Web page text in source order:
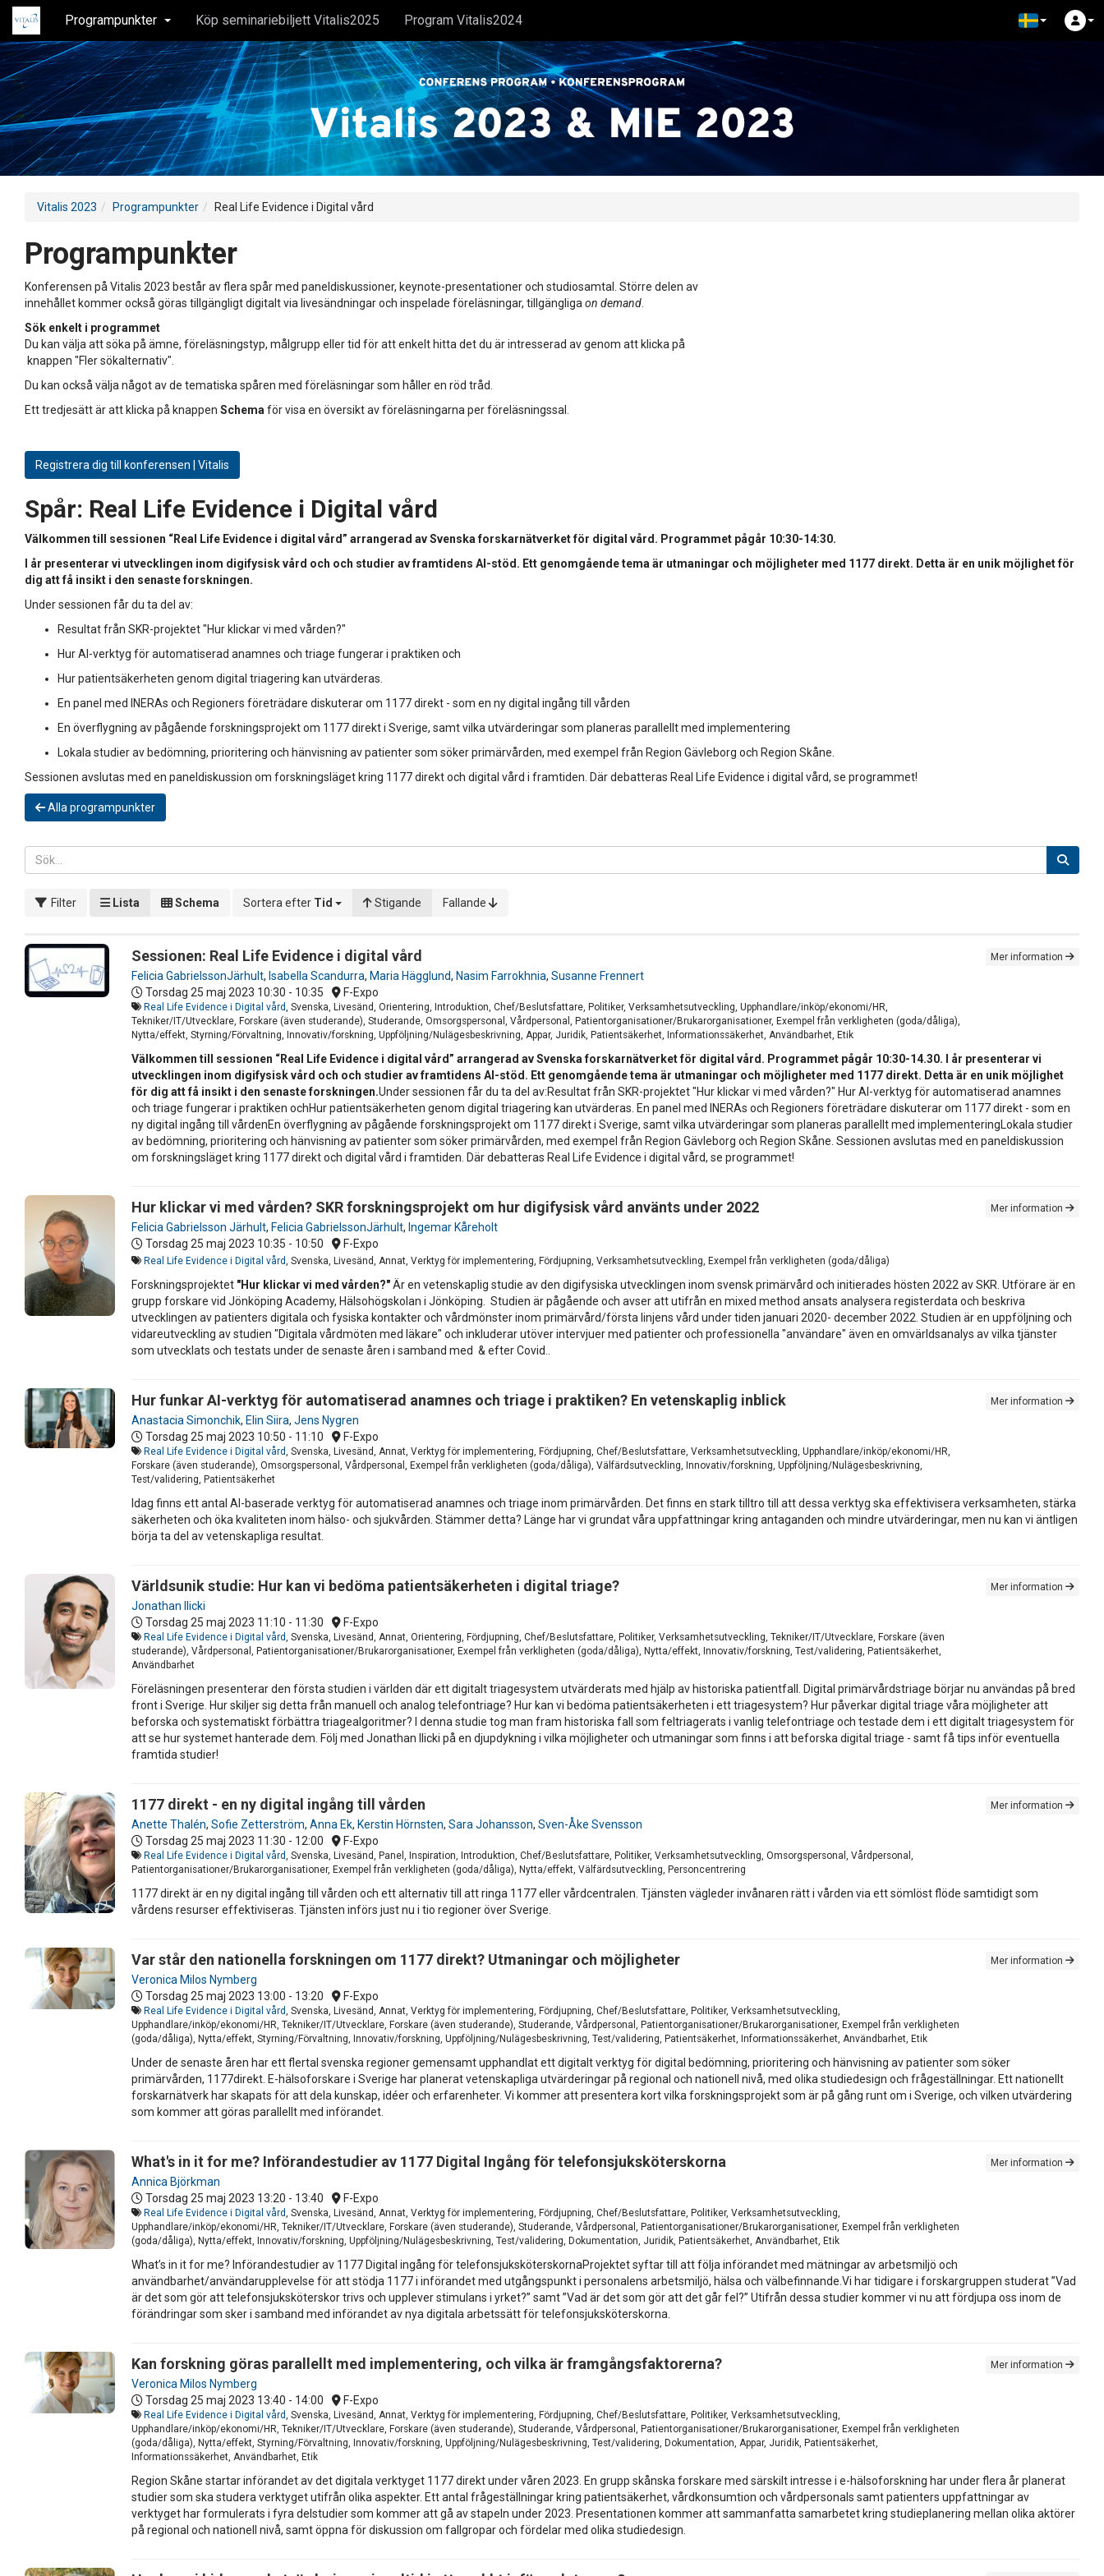
Programpunkter Köp seminariebiljett Vitalis2025 Program Vitalis2024
Vitalis 2023 Programpunkter Real Life Evidence i Digital vård
Programpunkter
Konferensen på Vitalis 2023 består av flera spår med paneldiskussioner, keynote-presentationer och studiosamtal. Större delen av
innehållet kommer också göras tillgängligt digitalt via livesändningar och inspelade föreläsningar, tillgängliga on demand
Sök enkelt i programmet
Du kan välja att söka på ämne, föreläsningstyp, målgrupp eller tid för att enkelt hitta det du är intresserad av genom att klicka på
knappen "Fler sökalternativ".
Du kan också välja något av de tematiska spåren med föreläsningar som håller en röd tråd.
Ett tredjesätt är att klicka på knappen Schema för visa en översikt av föreläsningarna per föreläsningssal.
Registrera dig till konferensen | Vitalis
Spår: Real Life Evidence i Digital vård
Välkommen till sessionen “Real Life Evidence i digital vård” arrangerad av Svenska forskarnätverket för digital vård. Programmet pågår 10:30-14:30.
I år presenterar vi utvecklingen inom digifysisk vård och och studier av framtidens AI-stöd. Ett genomgående tema är utmaningar och möjligheter med 1177 direkt. Detta är en unik möjlighet för
dig att få insikt i den senaste forskningen.
Under sessionen får du ta del av:
Resultat från SKR-projektet "Hur klickar vi med vården?"
Hur AI-verktyg för automatiserad anamnes och triage fungerar i praktiken och
Hur patientsäkerheten genom digital triagering kan utvärderas.
En panel med INERAs och Regioners företrädare diskuterar om 1177 direkt - som en ny digital ingång till vården
En överflygning av pågående forskningsprojekt om 1177 direkt i Sverige, samt vilka utvärderingar som planeras parallellt med implementering
Lokala studier av bedömning, prioritering och hänvisning av patienter som söker primärvården, med exempel från Region Gävleborg och Region Skåne.
Sessionen avslutas med en paneldiskussion om forskningsläget kring 1177 direkt och digital vård i framtiden. Där debatteras Real Life Evidence i digital vård, se programmet!
Alla programpunkter
Filter Lista Schema Sortera efter Tid Stigande Fallande
Sessionen: Real Life Evidence i digital vård
Felicia GabrielssonJärhult, Isabella Scandurra, Maria Hägglund, Nasim Farrokhnia, Susanne Frennert
Torsdag 25 maj 2023 10:30 - 10:35 F-Expo
Real Life Evidence i Digital vård, Svenska, Livesänd, Orientering, Introduktion, Chef/Beslutsfattare, Politiker, Verksamhetsutveckling, Upphandlare/inköp/ekonomi/HR,
Tekniker/IT/Utvecklare, Forskare (även studerande), Studerande, Omsorgspersonal, Vårdpersonal, Patientorganisationer/Brukarorganisationer, Exempel från verkligheten (goda/dåliga),
Nytta/effekt, Styrning/Förvaltning, Innovativ/forskning, Uppföljning/Nulägesbeskrivning, Appar, Juridik, Patientsäkerhet, Informationssäkerhet, Användbarhet, Etik
Mer information
Välkommen till sessionen “Real Life Evidence i digital vård” arrangerad av Svenska forskarnätverket för digital vård. Programmet pågår 10:30-14.30.
I år presenterar vi
utvecklingen inom digifysisk vård och och studier av framtidens AI-stöd. Ett genomgående tema är utmaningar och möjligheter med 1177 direkt. Detta är en unik möjlighet
för dig att få insikt i den senaste forskningen.Under sessionen får du ta del av:Resultat från SKR-projektet "Hur klickar vi med vården?" Hur AI-verktyg för automatiserad anamnes
och triage fungerar i praktiken ochHur patientsäkerheten genom digital triagering kan utvärderas. En panel med INERAs och Regioners företrädare diskuterar om 1177 direkt - som en
ny digital ingång till vårdenEn överflygning av pågående forskningsprojekt om 1177 direkt i Sverige, samt vilka utvärderingar som planeras parallellt med implementeringLokala studier
av bedömning, prioritering och hänvisning av patienter som söker primärvården, med exempel från Region Gävleborg och Region Skåne. Sessionen avslutas med en paneldiskussion
om forskningsläget kring 1177 direkt och digital vård i framtiden. Där debatteras Real Life Evidence i digital vård, se programmet!
Hur klickar vi med vården? SKR forskningsprojekt om hur digifysisk vård använts under 2022
Felicia Gabrielsson Järhult, Felicia GabrielssonJärhult, Ingemar Kåreholt
Torsdag 25 maj 2023 10:35 - 10:50 F-Expo
Real Life Evidence i Digital vård, Svenska, Livesänd, Annat, Verktyg för implementering, Fördjupning, Verksamhetsutveckling, Exempel från verkligheten (goda/dåliga)
Mer information
Forskningsprojektet "Hur klickar vi med vården?"Är en vetenskaplig studie av den digifysiska utvecklingen inom svensk primärvård och initierades hösten 2022 av SKR. Utförare är en
grupp forskare vid Jönköping Academy, Hälsohögskolan i Jönköping. Studien är pågående och avser att utifrån en mixed method ansats analysera registerdata och beskriva
utvecklingen av patienters digitala och fysiska kontakter och vårdmönster inom primärvård/första linjens vård under tiden januari 2020- december 2022. Studien är en uppföljning och
vidareutveckling av studien "Digitala vårdmöten med läkare" och inkluderar utöver intervjuer med patienter och professionella "användare" även en omvärldsanalys av vilka tjänster
som utvecklats och testats under de senaste åren i samband med & efter Covid..
Hur funkar AI-verktyg för automatiserad anamnes och triage i praktiken? En vetenskaplig inblick
Anastacia Simonchik, Elin Siira, Jens Nygren
Torsdag 25 maj 2023 10:50 - 11:10 F-Expo
Real Life Evidence i Digital vård, Svenska, Livesänd, Annat, Verktyg för implementering, Fördjupning, Chef/Beslutsfattare, Verksamhetsutveckling, Upphandlare/inköp/ekonomi/HR,
Forskare (även studerande), Omsorgspersonal, Vårdpersonal, Exempel från verkligheten (goda/dåliga), Välfärdsutveckling, Innovativ/forskning, Uppföljning/Nulägesbeskrivning,
Test/validering, Patientsäkerhet
Mer information
Idag finns ett antal AI-baserade verktyg för automatiserad anamnes och triage inom primärvården. Det finns en stark tilltro till att dessa verktyg ska effektivisera verksamheten, stärka
säkerheten och öka kvaliteten inom hälso- och sjukvården. Stämmer detta? Länge har vi grundat våra uppfattningar kring antaganden och mindre utvärderingar, men nu kan vi äntligen
börja ta del av vetenskapliga resultat.
Världsunik studie: Hur kan vi bedöma patientsäkerheten i digital triage?
Jonathan Ilicki
Torsdag 25 maj 2023 11:10 - 11:30 F-Expo
Real Life Evidence i Digital vård, Svenska, Livesänd, Annat, Orientering, Fördjupning, Chef/Beslutsfattare, Politiker, Verksamhetsutveckling, Tekniker/IT/Utvecklare, Forskare (även
studerande), Vårdpersonal, Patientorganisationer/Brukarorganisationer, Exempel från verkligheten (goda/dåliga), Nytta/effekt, Innovativ/forskning, Test/validering, Patientsäkerhet,
Användbarhet
Mer information
Föreläsningen presenterar den första studien i världen där ett digitalt triagesystem utvärderats med hjälp av historiska patientfall. Digital primärvårdstriage börjar nu användas på bred
front i Sverige. Hur skiljer sig detta från manuell och analog telefontriage? Hur kan vi bedöma patientsäkerheten i ett triagesystem? Hur påverkar digital triage våra möjligheter att
beforska och systematiskt förbättra triagealgoritmer? I denna studie tog man fram historiska fall som feltriagerats i vanlig telefontriage och testade dem i ett digitalt triagesystem för
att se hur systemet hanterade dem. Följ med Jonathan Ilicki på en djupdykning i vilka möjligheter och utmaningar som finns i att beforska digital triage - samt få tips inför eventuella
framtida studier!
1177 direkt - en ny digital ingång till vården
Anette Thalén, Sofie Zetterström, Anna Ek, Kerstin Hörnsten, Sara Johansson, Sven-Åke Svensson
Torsdag 25 maj 2023 11:30 - 12:00 F-Expo
Real Life Evidence i Digital vård, Svenska, Livesänd, Panel, Inspiration, Introduktion, Chef/Beslutsfattare, Politiker, Verksamhetsutveckling, Omsorgspersonal, Vårdpersonal,
Patientorganisationer/Brukarorganisationer, Exempel från verkligheten (goda/dåliga), Nytta/effekt, Välfärdsutveckling, Personcentrering
Mer information
1177 direkt är en ny digital ingång till vården och ett alternativ till att ringa 1177 eller vårdcentralen. Tjänsten vägleder invånaren rätt i vården via ett sömlöst flöde samtidigt som
vårdens resurser effektiviseras. Tjänsten införs just nu i tio regioner över Sverige.
Var står den nationella forskningen om 1177 direkt? Utmaningar och möjligheter
Veronica Milos Nymberg
Torsdag 25 maj 2023 13:00 - 13:20 F-Expo
Real Life Evidence i Digital vård, Svenska, Livesänd, Annat, Verktyg för implementering, Fördjupning, Chef/Beslutsfattare, Politiker, Verksamhetsutveckling,
Upphandlare/inköp/ekonomi/HR, Tekniker/IT/Utvecklare, Forskare (även studerande), Studerande, Vårdpersonal, Patientorganisationer/Brukarorganisationer, Exempel från verkligheten
(goda/dåliga), Nytta/effekt, Styrning/Förvaltning, Innovativ/forskning, Uppföljning/Nulägesbeskrivning, Test/validering, Patientsäkerhet, Informationssäkerhet, Användbarhet, Etik
Mer information
Under de senaste åren har ett flertal svenska regioner gemensamt upphandlat ett digitalt verktyg för digital bedömning, prioritering och hänvisning av patienter som söker
primärvården, 1177direkt. E-hälsoforskare i Sverige har planerat vetenskapliga utvärderingar på regional och nationell nivå, med olika studiedesign och frågeställningar. Ett nationellt
forskarnätverk har skapats för att dela kunskap, idéer och erfarenheter. Vi kommer att presentera kort vilka forskningsprojekt som är på gång runt om i Sverige, och vilken utvärdering
som kommer att göras parallellt med införandet.
What's in it for me? Införandestudier av 1177 Digital Ingång för telefonsjuksköterskorna
Annica Björkman
Torsdag 25 maj 2023 13:20 - 13:40 F-Expo
Real Life Evidence i Digital vård, Svenska, Livesänd, Annat, Verktyg för implementering, Fördjupning, Chef/Beslutsfattare, Politiker, Verksamhetsutveckling,
Upphandlare/inköp/ekonomi/HR, Tekniker/IT/Utvecklare, Forskare (även studerande), Studerande, Vårdpersonal, Patientorganisationer/Brukarorganisationer, Exempel från verkligheten
(goda/dåliga), Nytta/effekt, Innovativ/forskning, Uppföljning/Nulägesbeskrivning, Test/validering, Dokumentation, Juridik, Patientsäkerhet, Användbarhet, Etik
Mer information
What’s in it for me? Införandestudier av 1177 Digital ingång för telefonsjuksköterskornaProjektet syftar till att följa införandet med mätningar av arbetsmiljö och
användbarhet/användarupplevelse för att stödja 1177 i införandet med utgångspunkt i personalens arbetsmiljö, hälsa och välbefinnande.Vi har tidigare i forskargruppen studerat ”Vad
är det som gör att telefonsjuksköterskor trivs och upplever stimulans i yrket?” samt ”Vad är det som gör att det går fel?” Utifrån dessa studier kommer vi nu att fördjupa oss inom de
förändringar som sker i samband med införandet av nya digitala arbetssätt för telefonsjuksköterskorna.
Kan forskning göras parallellt med implementering, och vilka är framgångsfaktorerna?
Veronica Milos Nymberg
Torsdag 25 maj 2023 13:40 - 14:00 F-Expo
Real Life Evidence i Digital vård, Svenska, Livesänd, Annat, Verktyg för implementering, Fördjupning, Chef/Beslutsfattare, Politiker, Verksamhetsutveckling,
Upphandlare/inköp/ekonomi/HR, Tekniker/IT/Utvecklare, Forskare (även studerande), Studerande, Vårdpersonal, Patientorganisationer/Brukarorganisationer, Exempel från verkligheten
(goda/dåliga), Nytta/effekt, Styrning/Förvaltning, Innovativ/forskning, Uppföljning/Nulägesbeskrivning, Test/validering, Dokumentation, Appar, Juridik, Patientsäkerhet,
Informationssäkerhet, Användbarhet, Etik
Mer information
Region Skåne startar införandet av det digitala verktyget 1177 direkt under våren 2023. En grupp skånska forskare med särskilt intresse i e-hälsoforskning har under flera år planerat
studier som ska studera verktyget utifrån olika aspekter. Ett antal frågeställningar kring patientsäkerhet, vårdkonsumtion och vårdpersonals samt patienters uppfattningar av
verktyget har formulerats i fyra delstudier som kommer att gå av stapeln under 2023. Presentationen kommer att sammanfatta samarbetet kring studieplanering mellan olika aktörer
på regional och nationell nivå, samt öppna för diskussion om fallgropar och fördelar med olika studiedesign.